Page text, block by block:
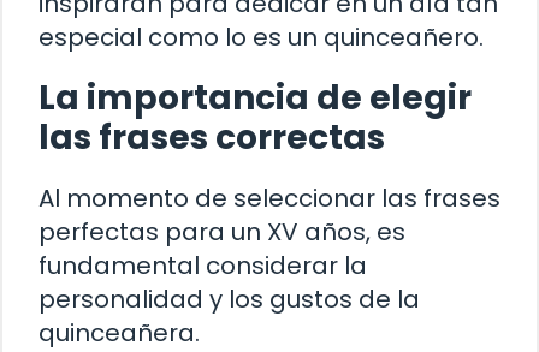
especial como lo es un quinceañero.
La importancia de elegir
las frases correctas
Al momento de seleccionar las frases
perfectas para un XV años, es
fundamental considerar la
personalidad y los gustos de la
quinceañera.